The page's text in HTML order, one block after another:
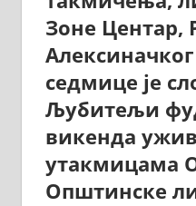
Зоне Центар,
седмице је
Љубитељи
викенда
утакмицама
Општинске